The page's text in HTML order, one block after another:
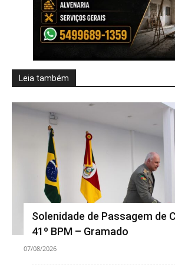
Leia também
Solenidade de Passagem de
41º BPM – Gramado
07/08/2026